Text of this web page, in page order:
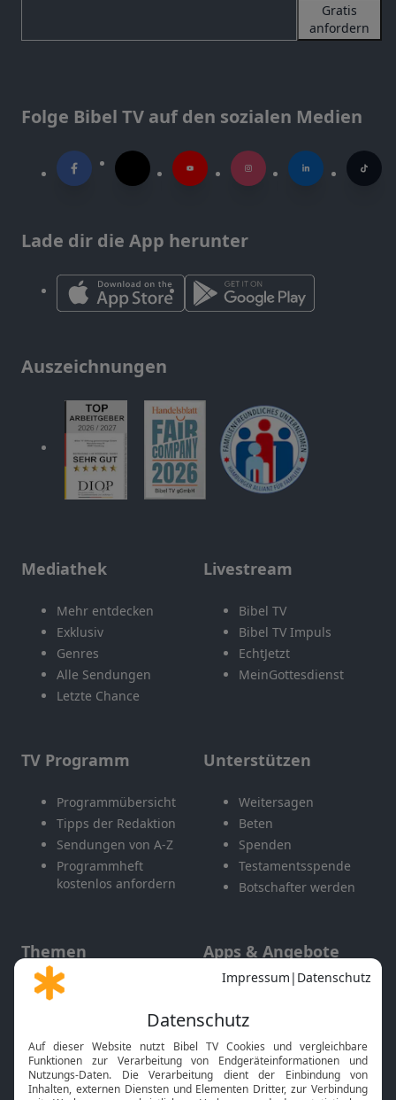
Gratis
anfordern
Folge Bibel TV auf den sozialen Medien
Lade dir die App herunter
Auszeichnungen
Mediathek
Mehr entdecken
Exklusiv
Genres
Alle Sendungen
Letzte Chance
Livestream
Bibel TV
Bibel TV Impuls
EchtJetzt
MeinGottesdienst
TV Programm
Programmübersicht
Tipps der Redaktion
Sendungen von A-Z
Programmheft
kostenlos anfordern
Unterstützen
Weitersagen
Beten
Spenden
Testamentsspende
Botschafter werden
Themen
Gott und Bibel erklärt
Neuigkeiten
Apps & Angebote
Mobile App
Smart TV
HbbTV